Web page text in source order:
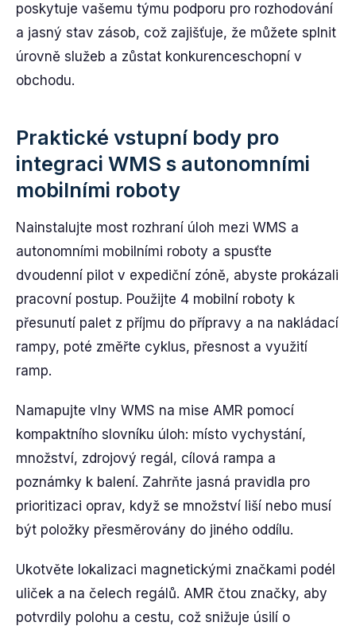
poskytuje vašemu týmu podporu pro rozhodování
a jasný stav zásob, což zajišťuje, že můžete splnit
úrovně služeb a zůstat konkurenceschopní v
obchodu.
Praktické vstupní body pro
integraci WMS s autonomními
mobilními roboty
Nainstalujte most rozhraní úloh mezi WMS a
autonomními mobilními roboty a spusťte
dvoudenní pilot v expediční zóně, abyste prokázali
pracovní postup. Použijte 4 mobilní roboty k
přesunutí palet z příjmu do přípravy a na nakládací
rampy, poté změřte cyklus, přesnost a využití
ramp.
Namapujte vlny WMS na mise AMR pomocí
kompaktního slovníku úloh: místo vychystání,
množství, zdrojový regál, cílová rampa a
poznámky k balení. Zahrňte jasná pravidla pro
prioritizaci oprav, když se množství liší nebo musí
být položky přesměrovány do jiného oddílu.
Ukotvěte lokalizaci magnetickými značkami podél
uliček a na čelech regálů. AMR čtou značky, aby
potvrdily polohu a cestu, což snižuje úsilí o